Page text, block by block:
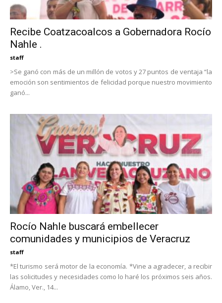
Recibe Coatzacoalcos a Gobernadora Rocío
Nahle .
staff
>Se ganó con más de un millón de votos y 27 puntos de ventaja “la
emoción son sentimientos de felicidad porque nuestro movimiento
ganó...
Rocío Nahle buscará embellecer
comunidades y municipios de Veracruz
staff
*El turismo será motor de la economía. *Vine a agradecer, a recibir
las solicitudes y necesidades como lo haré los próximos seis años.
Álamo, Ver., 14...